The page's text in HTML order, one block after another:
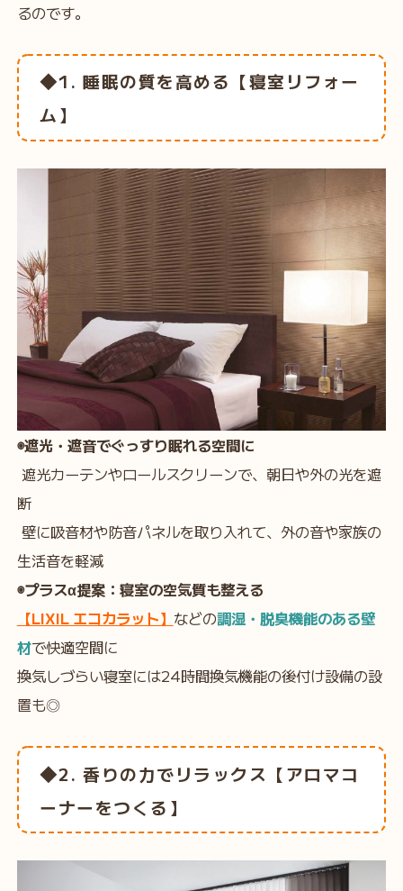
るのです。
◆1. 睡眠の質を高める【寝室リフォー
ム】
◉遮光・遮音でぐっすり眠れる空間に
遮光カーテンやロールスクリーンで、朝日や外の光を遮
断
壁に吸音材や防音パネルを取り入れて、外の音や家族の
生活音を軽減
◉プラスα提案：寝室の空気質も整える
【LIXIL エコカラット】 などの調湿・脱臭機能のある壁
材で快適空間に
換気しづらい寝室には24時間換気機能の後付け設備の設
置も◎
◆2. 香りの力でリラックス【アロマコ
ーナーをつくる】